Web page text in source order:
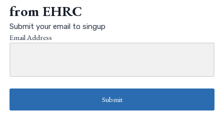
from EHRC
Submit your email to singup
Email Address
Submit